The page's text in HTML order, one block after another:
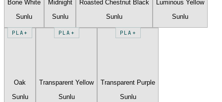
Bone White
Sunlu
Midnight
Sunlu
Roasted Chestnut Black
Sunlu
Luminous Yellow
Sunlu
PLA+
Oak
Sunlu
PLA+
Transparent Yellow
Sunlu
PLA+
Transparent Purple
Sunlu